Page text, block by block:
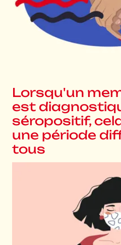
Lorsqu'un
est
séropositif,
une période
tous